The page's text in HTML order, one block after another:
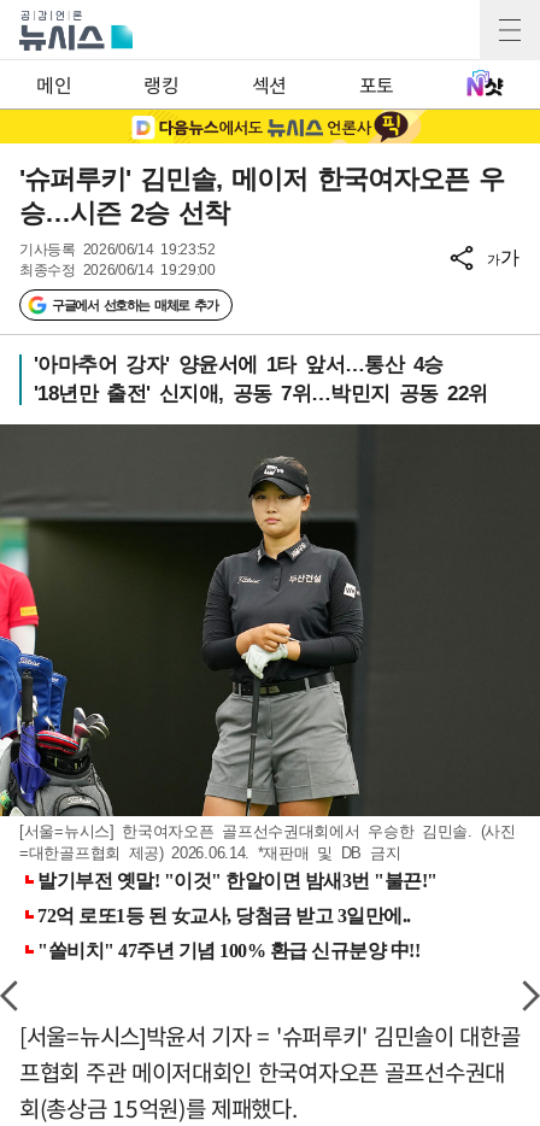
메인 랭킹 섹션 포토
'슈퍼루키' 김민솔, 메이저 한국여자오픈 우
승…시즌 2승 선착
기사등록 2026/06/14 19:23:52
최종수정 2026/06/14 19:29:00
구글에서 선호하는 매체로 추가
가가
'아마추어 강자' 양윤서에 1타 앞서…통산 4승
'18년만 출전' 신지애, 공동 7위…박민지 공동 22위
[서울=뉴시스] 한국여자오픈 골프선수권대회에서 우승한 김민솔. (사진
=대한골프협회 제공) 2026.06.14. *재판매 및 DB 금지
[서울=뉴시스]박윤서 기자 = '슈퍼루키' 김민솔이 대한골
프협회 주관 메이저대회인 한국여자오픈 골프선수권대
회(총상금 15억원)를 제패했다.